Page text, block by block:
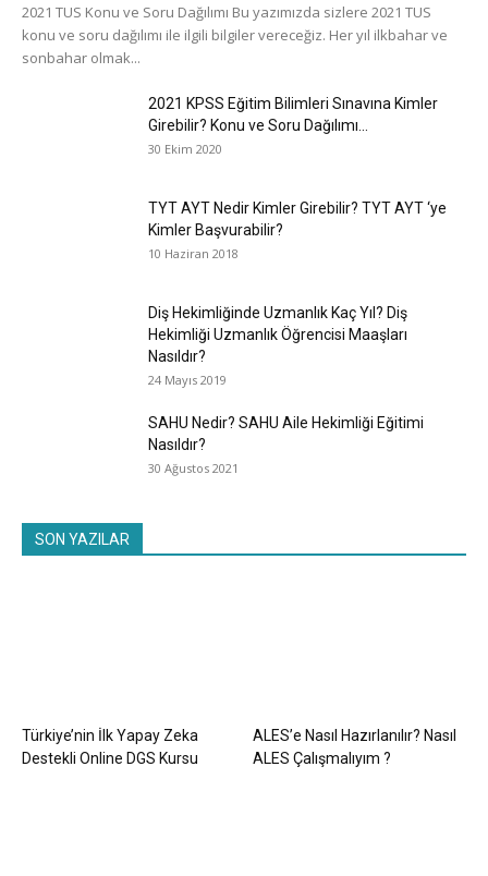
2021 TUS Konu ve Soru Dağılımı Bu yazımızda sizlere 2021 TUS
konu ve soru dağılımı ile ilgili bilgiler vereceğiz. Her yıl ilkbahar ve
sonbahar olmak...
2021 KPSS Eğitim Bilimleri Sınavına Kimler
Girebilir? Konu ve Soru Dağılımı...
30 Ekim 2020
TYT AYT Nedir Kimler Girebilir? TYT AYT ‘ye
Kimler Başvurabilir?
10 Haziran 2018
Diş Hekimliğinde Uzmanlık Kaç Yıl? Diş
Hekimliği Uzmanlık Öğrencisi Maaşları
Nasıldır?
24 Mayıs 2019
SAHU Nedir? SAHU Aile Hekimliği Eğitimi
Nasıldır?
30 Ağustos 2021
SON YAZILAR
Türkiye’nin İlk Yapay Zeka
Destekli Online DGS Kursu
ALES’e Nasıl Hazırlanılır? Nasıl
ALES Çalışmalıyım ?